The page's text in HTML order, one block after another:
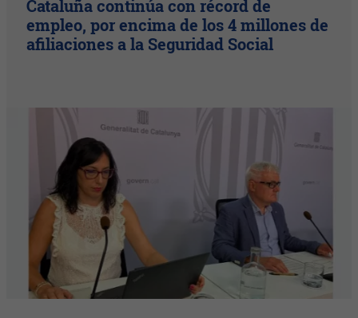
Cataluña continúa con récord de
empleo, por encima de los 4 millones de
afiliaciones a la Seguridad Social